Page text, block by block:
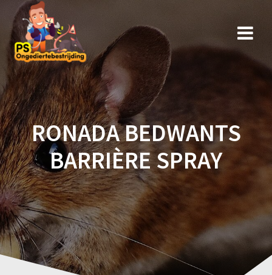
naar
inhoud
RONADA BEDWANTS
BARRIÈRE SPRAY